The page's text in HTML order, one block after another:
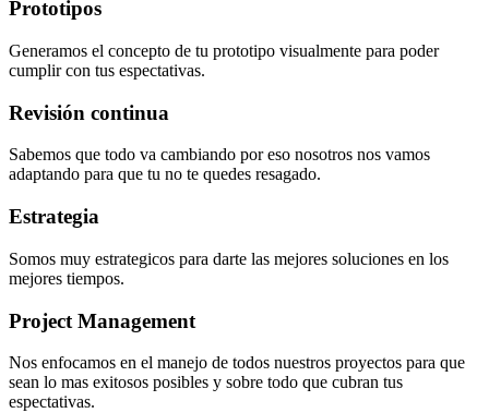
Prototipos
Generamos el concepto de tu prototipo visualmente para poder
cumplir con tus espectativas.
Revisión continua
Sabemos que todo va cambiando por eso nosotros nos vamos
adaptando para que tu no te quedes resagado.
Estrategia
Somos muy estrategicos para darte las mejores soluciones en los
mejores tiempos.
Project Management
Nos enfocamos en el manejo de todos nuestros proyectos para que
sean lo mas exitosos posibles y sobre todo que cubran tus
espectativas.